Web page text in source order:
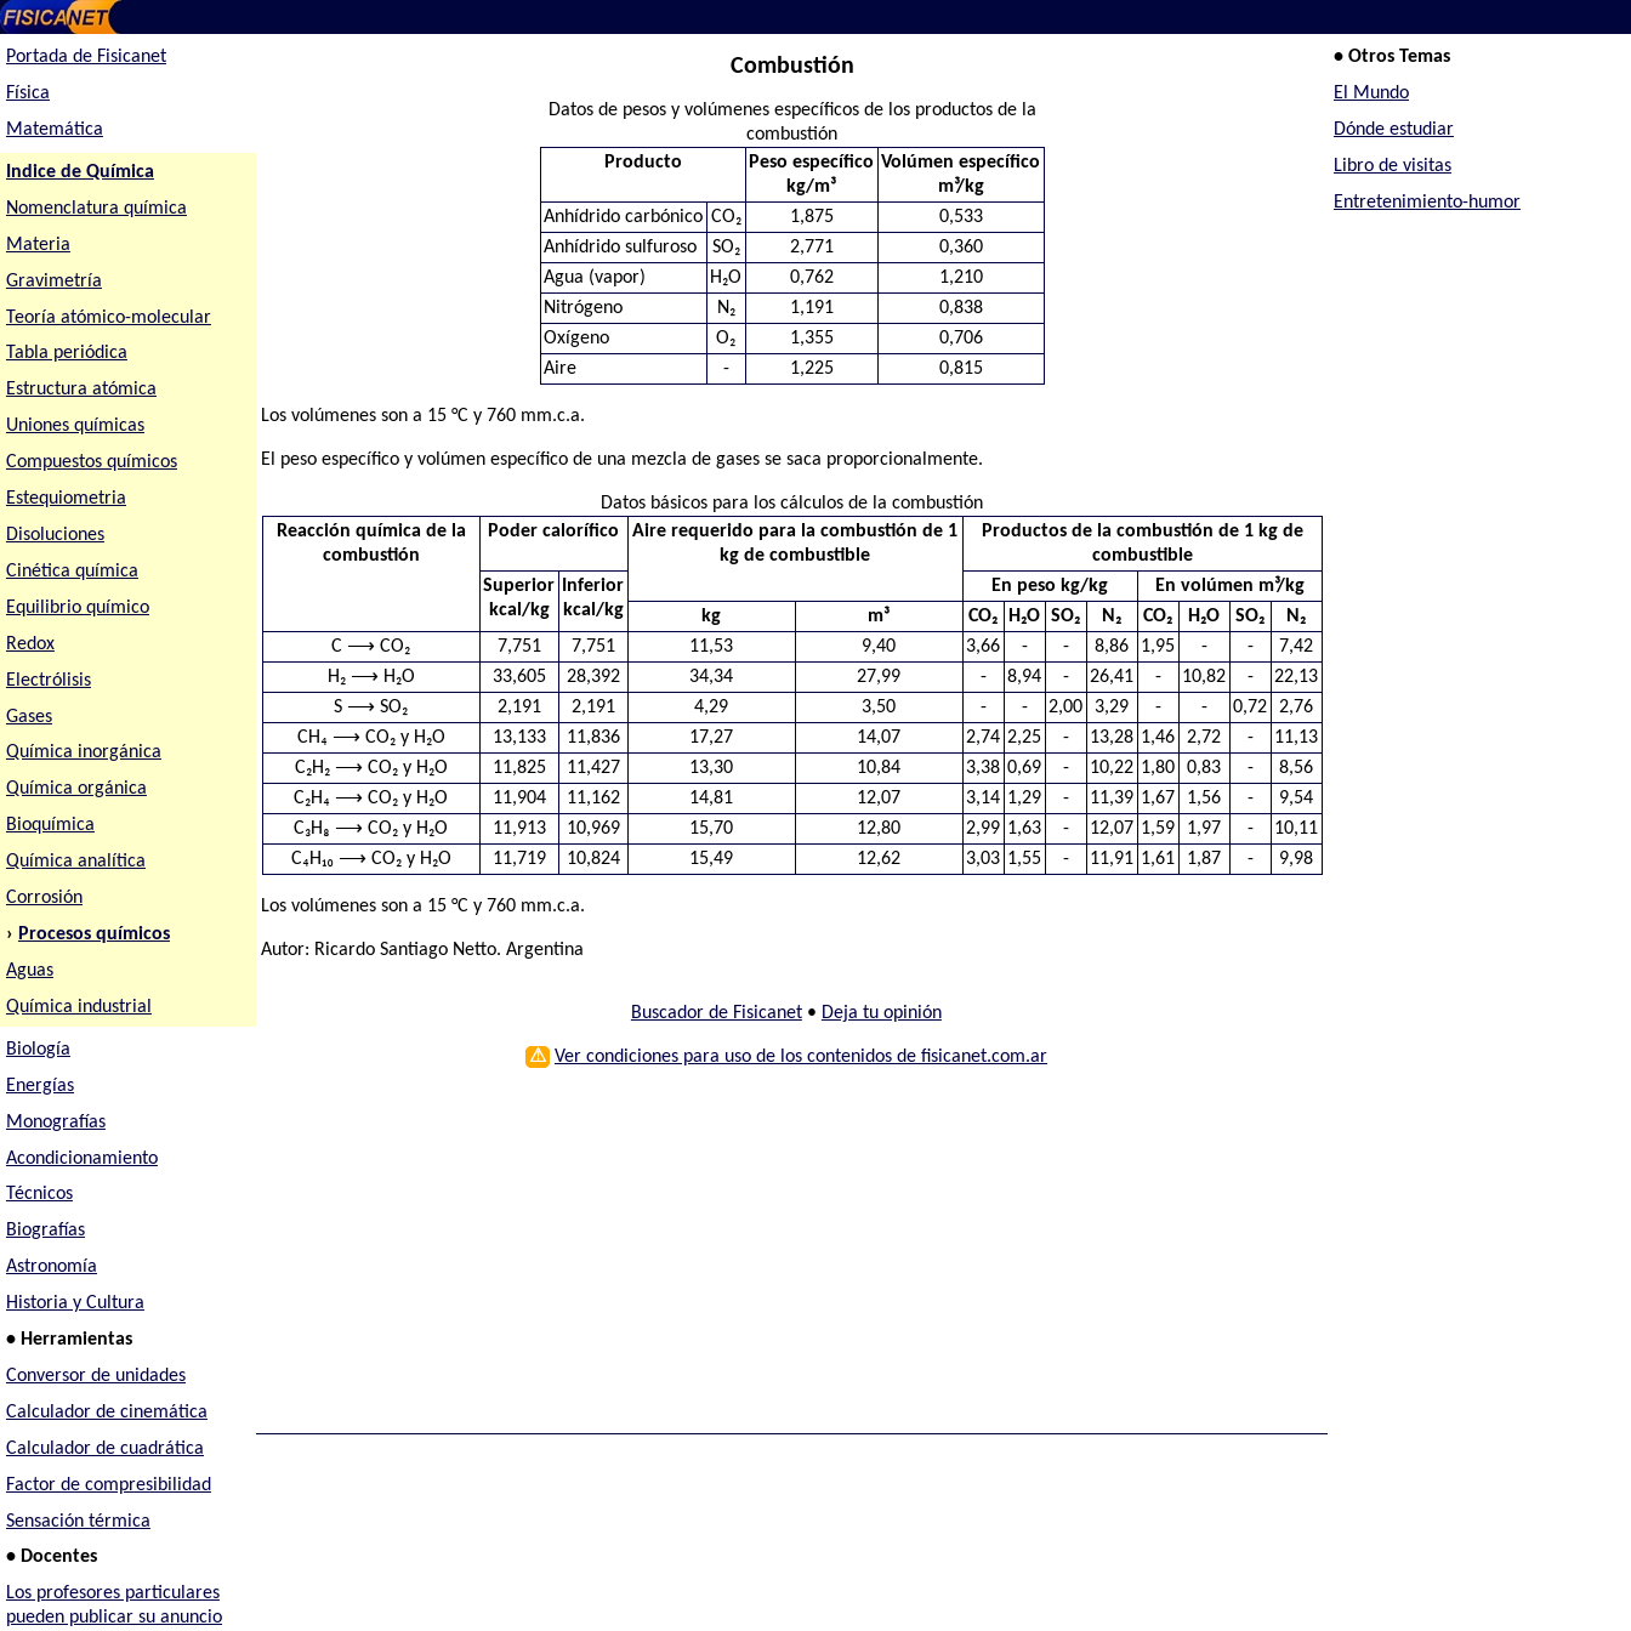
Portada de Fisicanet
Física
Matemática
Indice de Química
Nomenclatura química
Materia
Gravimetría
Teoría atómico-molecular
Tabla periódica
Estructura atómica
Uniones químicas
Compuestos químicos
Estequiometria
Disoluciones
Cinética química
Equilibrio químico
Redox
Electrólisis
Gases
Química inorgánica
Química orgánica
Bioquímica
Química analítica
Corrosión
› Procesos químicos
Aguas
Química industrial
Biología
Energías
Monografías
Acondicionamiento
Técnicos
Biografías
Astronomía
Historia y Cultura
• Herramientas
Conversor de unidades
Calculador de cinemática
Calculador de cuadrática
Factor de compresibilidad
Sensación térmica
• Docentes
Los profesores particulares
pueden publicar su anuncio
Combustión
Datos de pesos y volúmenes específicos de los productos de la
combustión
Producto
Peso específico
kg/m³
Volúmen específico
m³/kg
Anhídrido carbónico CO₂ 1,875
0,533
Anhídrido sulfuroso
SO₂ 2,771
0,360
Agua (vapor)
H₂O 0,762
1,210
Nitrógeno
N₂ 1,191
0,838
Oxígeno
O₂ 1,355
0,706
Aire
- 1,225 0,815
Los volúmenes son a 15 °C y 760 mm.c.a.
El peso específico y volúmen específico de una mezcla de gases se saca proporcionalmente.
Datos básicos para los cálculos de la combustión
Reacción química de la
combustión
Poder calorífico
Aire requerido para la combustión de 1
kg de combustible
Productos de la combustión de 1 kg de
combustible
Superior
kcal/kg
Inferior
kcal/kg
En peso kg/kg
En volúmen m³/kg
kg
m³ CO₂ H₂O SO₂ N₂ CO₂ H₂O SO₂
N₂
C ⟶ CO₂
7,751 7,751 11,53 9,40 3,66 - - 8,86 1,95 - -
7,42
H₂ ⟶ H₂O
33,605 28,392 34,34 27,99 - 8,94 - 26,41 - 10,82 -
22,13
S ⟶ SO₂
2,191 2,191 4,29 3,50 - - 2,00 3,29 - - 0,72
2,76
CH₄ ⟶ CO₂ y H₂O
13,133 11,836 17,27 14,07 2,74 2,25 - 13,28 1,46 2,72 -
11,13
C₂H₂ ⟶ CO₂ y H₂O
11,825 11,427 13,30 10,84 3,38 0,69 - 10,22 1,80 0,83 -
8,56
C₂H₄ ⟶ CO₂ y H₂O
11,904 11,162 14,81 12,07 3,14 1,29 - 11,39 1,67 1,56 -
9,54
C₃H₈ ⟶ CO₂ y H₂O
11,913 10,969 15,70 12,80 2,99 1,63 - 12,07 1,59 1,97 -
10,11
C₄H₁₀ ⟶ CO₂ y H₂O
11,719 10,824 15,49 12,62 3,03 1,55 - 11,91 1,61 1,87 - 9,98
Los volúmenes son a 15 °C y 760 mm.c.a.
Autor: Ricardo Santiago Netto. Argentina
Buscador de Fisicanet• Deja tu opinión
⚠ Ver condiciones para uso de los contenidos de fisicanet.com.ar
• Otros Temas
El Mundo
Dónde estudiar
Libro de visitas
Entretenimiento-humor